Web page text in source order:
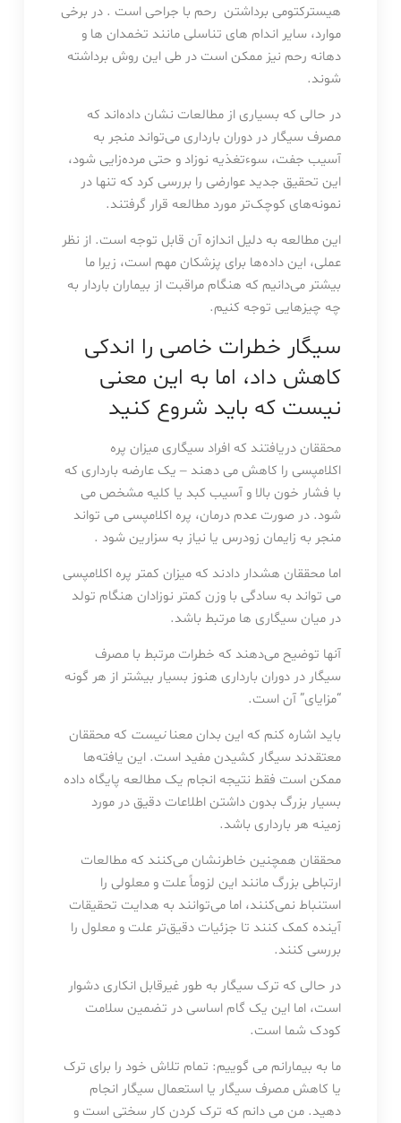
هیسترکتومی برداشتن رحم با جراحی است . در برخی
موارد، سایر اندام های تناسلی مانند تخمدان ها و
دهانه رحم نیز ممکن است در طی این روش برداشته
شوند.
در حالی که بسیاری از مطالعات نشان داده‌اند که
مصرف سیگار در دوران بارداری می‌تواند منجر به
آسیب جفت، سوءتغذیه نوزاد و حتی مرده‌زایی شود،
این تحقیق جدید عوارضی را بررسی کرد که تنها در
نمونه‌های کوچک‌تر مورد مطالعه قرار گرفتند.
این مطالعه به دلیل اندازه آن قابل توجه است. از نظر
عملی، این داده‌ها برای پزشکان مهم است، زیرا ما
بیشتر می‌دانیم که هنگام مراقبت از بیماران باردار به
چه چیزهایی توجه کنیم.
سیگار خطرات خاصی را اندکی
کاهش داد، اما به این معنی
نیست که باید شروع کنید
محققان دریافتند که افراد سیگاری میزان پره
اکلامپسی را کاهش می دهند – یک عارضه بارداری که
با فشار خون بالا و آسیب کبد یا کلیه مشخص می
شود. در صورت عدم درمان، پره اکلامپسی می تواند
منجر به زایمان زودرس یا نیاز به سزارین شود .
اما محققان هشدار دادند که میزان کمتر پره اکلامپسی
می تواند به سادگی با وزن کمتر نوزادان هنگام تولد
در میان سیگاری ها مرتبط باشد.
آنها توضیح می‌دهند که خطرات مرتبط با مصرف
سیگار در دوران بارداری هنوز بسیار بیشتر از هر گونه
“مزایای” آن است.
باید اشاره کنم که این بدان معنانیست که محققان
معتقدند سیگار کشیدن مفید است. این یافته‌ها
ممکن است فقط نتیجه انجام یک مطالعه پایگاه داده
بسیار بزرگ بدون داشتن اطلاعات دقیق در مورد
زمینه هر بارداری باشد.
محققان همچنین خاطرنشان می‌کنند که مطالعات
ارتباطی بزرگ مانند این لزوماً علت و معلولی را
استنباط نمی‌کنند، اما می‌توانند به هدایت تحقیقات
آینده کمک کنند تا جزئیات دقیق‌تر علت و معلول را
بررسی کنند.
در حالی که ترک سیگار به طور غیرقابل انکاری دشوار
است، اما این یک گام اساسی در تضمین سلامت
کودک شما است.
ما به بیمارانم می گوییم: تمام تلاش خود را برای ترک
یا کاهش مصرف سیگار یا استعمال سیگار انجام
دهید. من می دانم که ترک کردن کار سختی است و